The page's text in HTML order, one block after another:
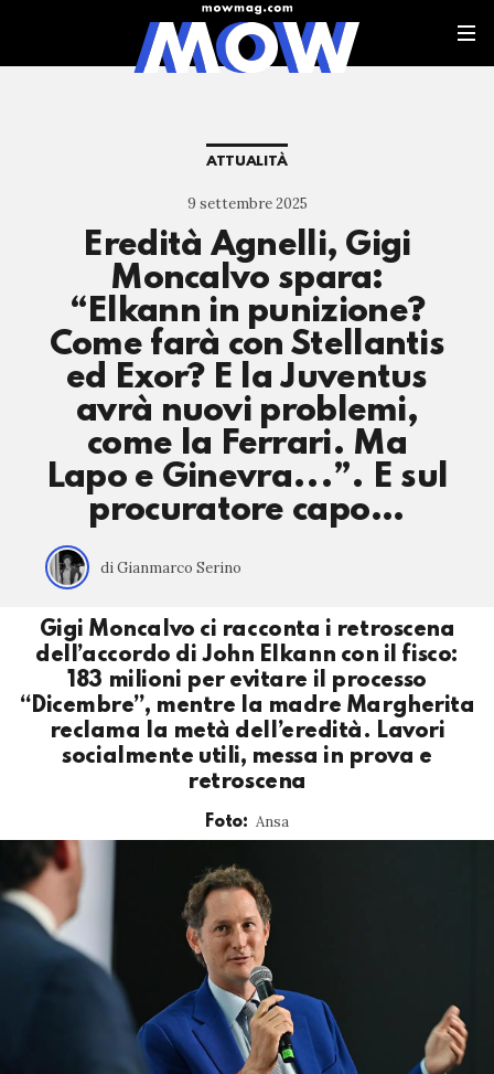
ATTUALITÀ
9 settembre 2025
Eredità Agnelli, Gigi
Moncalvo spara:
“Elkann in punizione?
Come farà con Stellantis
ed Exor? E la Juventus
avrà nuovi problemi,
come la Ferrari. Ma
Lapo e Ginevra...”. E sul
procuratore capo…
di Gianmarco Serino
Gigi Moncalvo ci racconta i retroscena
dell’accordo di John Elkann con il fisco:
183 milioni per evitare il processo
“Dicembre”, mentre la madre Margherita
reclama la metà dell’eredità. Lavori
socialmente utili, messa in prova e
retroscena
Foto: Ansa